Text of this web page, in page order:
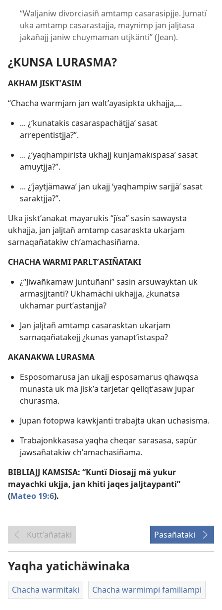
“Waljaniw divorciasiñ amtamp casarasipjje. Jumatï
uka amtamp casarastajja, maynimp jan jaljtasa
jakañajj janiw chuymaman utjkänti” (Jean).
¿KUNSA LURASMA?
AKHAM JISKTʼASIM
“Chacha warmjam jan waltʼayasipkta ukhajja,...
... ¿‘kunatakis casaraspachätjja’ sasat
arrepentistjja?”.
... ¿‘yaqhampïrista ukhajj kunjamakïspasa’ sasat
amuytjja?”.
... ¿‘jaytjämawa’ jan ukajj ‘yaqhampiw sarjjä’ sasat
saraktjja?”.
Uka jisktʼanakat mayarukis “jïsa” sasin sawaysta
ukhajja, jan jaljtañ amtamp casaraskta ukarjam
sarnaqañatakiw chʼamachasiñama.
CHACHA WARMI PARLTʼASIÑATAKI
¿“Jiwañkamaw juntüñäni” sasin arsuwayktan uk
armasjjtanti? Ukhamächi ukhajja, ¿kunatsa
ukhamar purtʼastanjja?
Jan jaljtañ amtamp casarasktan ukarjam
sarnaqañatakejj ¿kunas yanaptʼistaspa?
AKANAKWA LURASMA
Esposomarusa jan ukajj esposamarus qhawqsa
munasta uk mä jiskʼa tarjetar qellqtʼasaw jupar
churasma.
Jupan fotopwa kawkjantï trabajta ukan uchasisma.
Trabajonkkasasa yaqha cheqar sarasasa, sapür
jawsañatakiw chʼamachasiñama.
BIBLIAJJ KAMSISA: “Kuntï Diosajj mä yukur
mayachki ukjja, jan khiti jaqes jaljtaypanti”
(Mateo 19:6).
Kuttʼañataki Pasañataki
Yaqha yatichäwinaka
Chacha warmitaki Chacha warmimpi familiampi